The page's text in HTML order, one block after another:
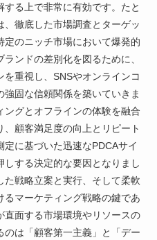
る上で非常に有効です。たと
徹底した市場調査とターゲッ
定のニッチ市場において爆発的
ンドの差別化を図るために、
重視し、SNSやオンラインコ
固な信頼関係を築いていきま
ングとオフラインの体験を融合
顧客満足度の向上とリピート
に基づいた迅速なPDCAサイ
する決定的な要因となりまし
戦略立案と実行、そして柔軟
マーケティング戦略の鍵であ
直面する市場環境やリソースの
は「顧客第一主義」と「デー